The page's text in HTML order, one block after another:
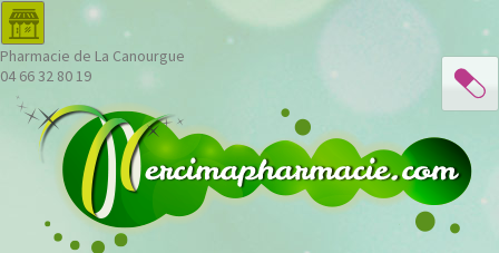
Pharmacie de La Canourgue
04 66 32 80 19